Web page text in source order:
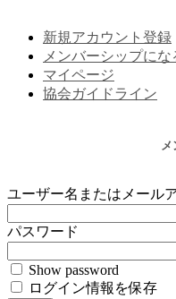
新規アカウント登録
メンバーシップにな
マイページ
協会ガイドライン
ユーザー名またはメール
パスワード
Show password
ログイン情報を保存